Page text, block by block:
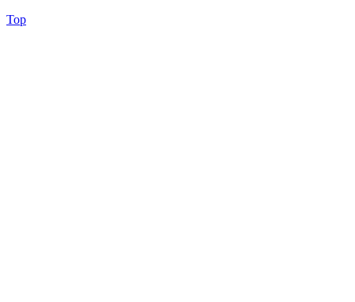
Top